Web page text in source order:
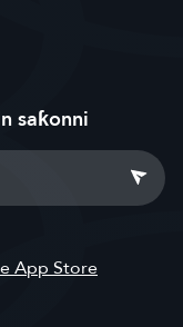
saƙonni